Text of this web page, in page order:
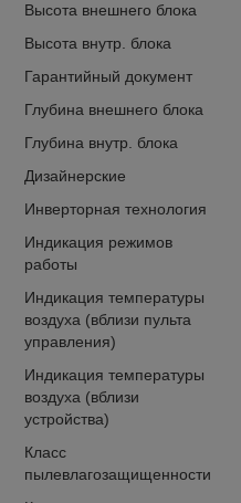
Высота внешнего блока
Высота внутр. блока
Гарантийный документ
Глубина внешнего блока
Глубина внутр. блока
Дизайнерские
Инверторная технология
Индикация режимов
работы
Индикация температуры
воздуха (вблизи пульта
управления)
Индикация температуры
воздуха (вблизи
устройства)
Класс
пылевлагозащищенности